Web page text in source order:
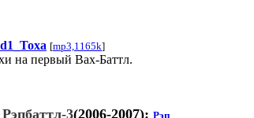
[mp3,1165k]
на первый Вах-Баттл.
3(2006-2007): Рэп